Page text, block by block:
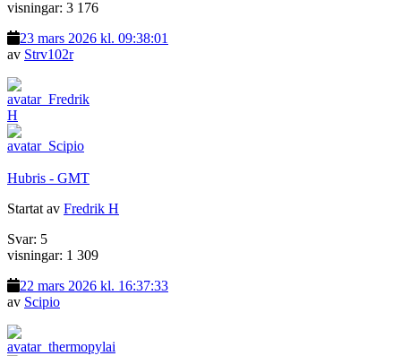
visningar: 3 176
23 mars 2026 kl. 09:38:01
av Strv102r
Hubris - GMT
Startat av Fredrik H
Svar: 5
visningar: 1 309
22 mars 2026 kl. 16:37:33
av Scipio